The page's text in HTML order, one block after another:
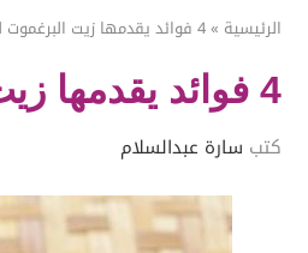
الرئيسية »4 فوائد يقدمها زيت البرغموت لصحتك .. مزيل عرق طبيعي
4 فوائد يقدمها زيت البرغموت لصحتك .. مزيل عرق طبيعي
كتب سارة عبدالسلام